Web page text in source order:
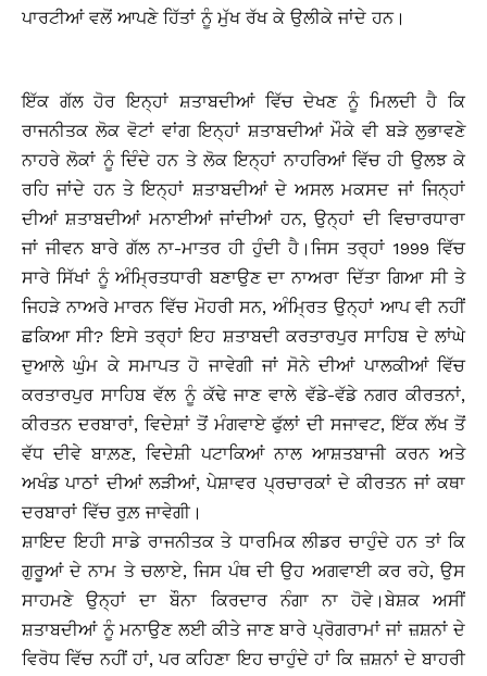
ਪਾਰਟੀਆਂ ਵਲੋਂ ਆਪਣੇ ਹਿੱਤਾਂ ਨੂੰ ਮੁੱਖ ਰੱਖ ਕੇ ਉਲੀਕੇ ਜਾਂਦੇ ਹਨ।
ਇੱਕ ਗੱਲ ਹੋਰ ਇਨ੍ਹਾਂ ਸ਼ਤਾਬਦੀਆਂ ਵਿੱਚ ਦੇਖਣ ਨੂੰ ਮਿਲਦੀ ਹੈ ਕਿ
ਰਾਜਨੀਤਕ ਲੋਕ ਵੋਟਾਂ ਵਾਂਗ ਇਨ੍ਹਾਂ ਸ਼ਤਾਬਦੀਆਂ ਮੌਕੇ ਵੀ ਬੜੇ ਲੁਭਾਵਣੇ
ਨਾਹਰੇ ਲੋਕਾਂ ਨੂੰ ਦਿੰਦੇ ਹਨ ਤੇ ਲੋਕ ਇਨ੍ਹਾਂ ਨਾਹਰਿਆਂ ਵਿੱਚ ਹੀ ਉਲਝ ਕੇ
ਰਹਿ ਜਾਂਦੇ ਹਨ ਤੇ ਇਨ੍ਹਾਂ ਸ਼ਤਾਬਦੀਆਂ ਦੇ ਅਸਲ ਮਕਸਦ ਜਾਂ ਜਿਨ੍ਹਾਂ
ਦੀਆਂ ਸ਼ਤਾਬਦੀਆਂ ਮਨਾਈਆਂ ਜਾਂਦੀਆਂ ਹਨ, ਉਨ੍ਹਾਂ ਦੀ ਵਿਚਾਰਧਾਰਾ
ਜਾਂ ਜੀਵਨ ਬਾਰੇ ਗੱਲ ਨਾ-ਮਾਤਰ ਹੀ ਹੁੰਦੀ ਹੈ।ਜਿਸ ਤਰ੍ਹਾਂ 1999 ਵਿੱਚ
ਸਾਰੇ ਸਿੱਖਾਂ ਨੂੰ ਅੰਮ੍ਰਿਤਧਾਰੀ ਬਣਾਉਣ ਦਾ ਨਾਅਰਾ ਦਿੱਤਾ ਗਿਆ ਸੀ ਤੇ
ਜਿਹੜੇ ਨਾਅਰੇ ਮਾਰਨ ਵਿੱਚ ਮੋਹਰੀ ਸਨ, ਅੰਮ੍ਰਿਤ ਉਨ੍ਹਾਂ ਆਪ ਵੀ ਨਹੀਂ
ਛਕਿਆ ਸੀ? ਇਸੇ ਤਰ੍ਹਾਂ ਇਹ ਸ਼ਤਾਬਦੀ ਕਰਤਾਰਪੁਰ ਸਾਹਿਬ ਦੇ ਲਾਂਘੇ
ਦੁਆਲੇ ਘੁੰਮ ਕੇ ਸਮਾਪਤ ਹੋ ਜਾਵੇਗੀ ਜਾਂ ਸੋਨੇ ਦੀਆਂ ਪਾਲਕੀਆਂ ਵਿੱਚ
ਕਰਤਾਰਪੁਰ ਸਾਹਿਬ ਵੱਲ ਨੂੰ ਕੱਢੇ ਜਾਣ ਵਾਲੇ ਵੱਡੇ-ਵੱਡੇ ਨਗਰ ਕੀਰਤਨਾਂ,
ਕੀਰਤਨ ਦਰਬਾਰਾਂ, ਵਿਦੇਸ਼ਾਂ ਤੋਂ ਮੰਗਵਾਏ ਫੁੱਲਾਂ ਦੀ ਸਜਾਵਟ, ਇੱਕ ਲੱਖ ਤੋਂ
ਵੱਧ ਦੀਵੇ ਬਾਲ਼ਣ, ਵਿਦੇਸ਼ੀ ਪਟਾਕਿਆਂ ਨਾਲ ਆਸ਼ਤਬਾਜੀ ਕਰਨ ਅਤੇ
ਅਖੰਡ ਪਾਠਾਂ ਦੀਆਂ ਲੜੀਆਂ, ਪੇਸ਼ਾਵਰ ਪ੍ਰਚਾਰਕਾਂ ਦੇ ਕੀਰਤਨ ਜਾਂ ਕਥਾ
ਦਰਬਾਰਾਂ ਵਿੱਚ ਰੁਲ਼ ਜਾਵੇਗੀ।
ਸ਼ਾਇਦ ਇਹੀ ਸਾਡੇ ਰਾਜਨੀਤਕ ਤੇ ਧਾਰਮਿਕ ਲੀਡਰ ਚਾਹੁੰਦੇ ਹਨ ਤਾਂ ਕਿ
ਗੁਰੂਆਂ ਦੇ ਨਾਮ ਤੇ ਚਲਾਏ, ਜਿਸ ਪੰਥ ਦੀ ਉਹ ਅਗਵਾਈ ਕਰ ਰਹੇ, ਉਸ
ਸਾਹਮਣੇ ਉਨ੍ਹਾਂ ਦਾ ਬੌਨਾ ਕਿਰਦਾਰ ਨੰਗਾ ਨਾ ਹੋਵੇ।ਬੇਸ਼ਕ ਅਸੀਂ
ਸ਼ਤਾਬਦੀਆਂ ਨੂੰ ਮਨਾਉਣ ਲਈ ਕੀਤੇ ਜਾਣ ਬਾਰੇ ਪ੍ਰੋਗਰਾਮਾਂ ਜਾਂ ਜ਼ਸ਼ਨਾਂ ਦੇ
ਵਿਰੋਧ ਵਿੱਚ ਨਹੀਂ ਹਾਂ, ਪਰ ਕਹਿਣਾ ਇਹ ਚਾਹੁੰਦੇ ਹਾਂ ਕਿ ਜ਼ਸ਼ਨਾਂ ਦੇ ਬਾਹਰੀ